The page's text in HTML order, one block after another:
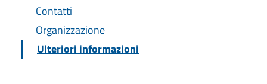
Contatti
Organizzazione
Ulteriori informazioni